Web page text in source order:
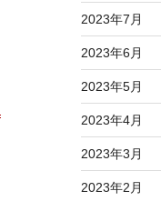
2023年7月
2023年6月
2023年5月
2023年4月
2023年3月
2023年2月